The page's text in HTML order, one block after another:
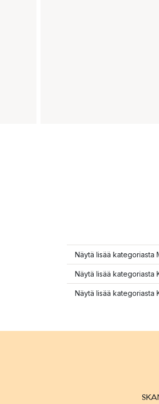
Näytä lisää kategoriasta
Näytä lisää kategoriasta
Näytä lisää kategoriasta